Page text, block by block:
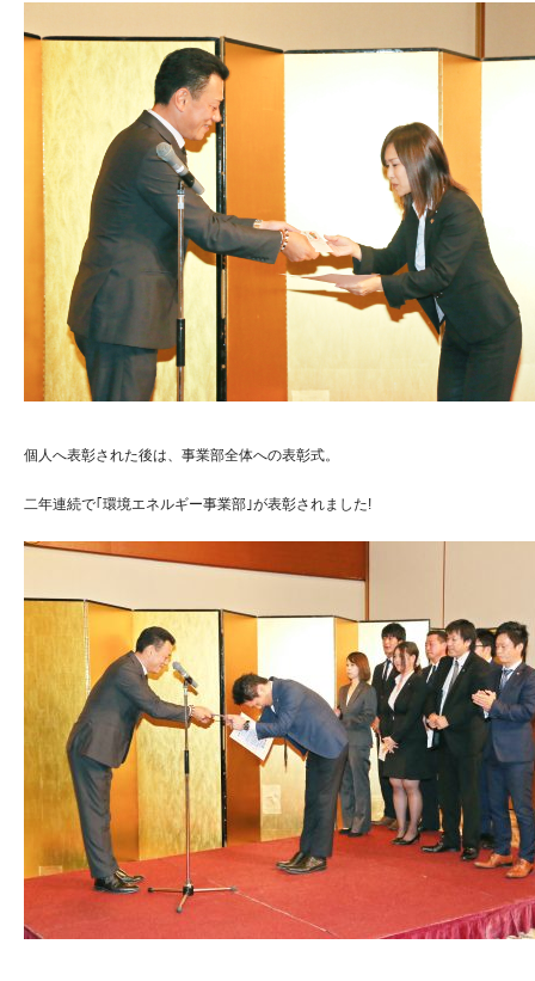
個人へ表彰された後は、事業部全体への表彰式。
二年連続で｢環境エネルギー事業部｣が表彰されました!